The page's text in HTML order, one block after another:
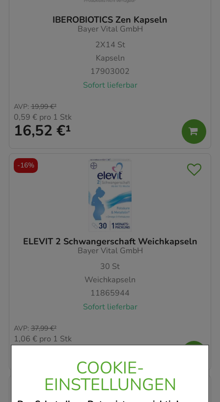
COOKIE-
EINSTELLUNGEN
IBEROBIOTICS Zen Kapseln
Bayer Vital GmbH
2X14 St
Kapseln
17903002
Sofort lieferbar
16,52 €¹
AVP: 19,99 €²
0,59 € pro 1 Stk
ELEVIT 2 Schwangerschaft Weichkapseln
Bayer Vital GmbH
30 St
Weichkapseln
11865944
Sofort lieferbar
31,85 €¹
AVP: 37,99 €²
1,06 € pro 1 Stk
-16%